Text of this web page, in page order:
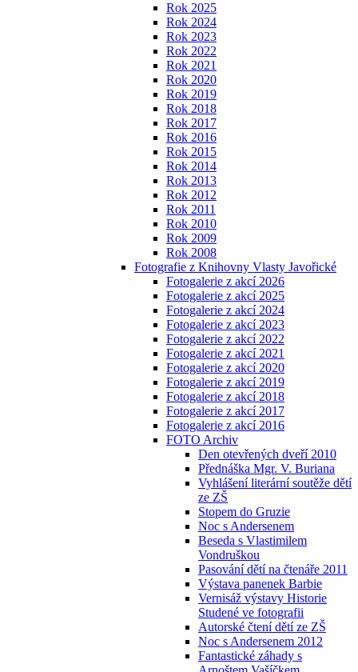
Rok 2025
Rok 2024
Rok 2023
Rok 2022
Rok 2021
Rok 2020
Rok 2019
Rok 2018
Rok 2017
Rok 2016
Rok 2015
Rok 2014
Rok 2013
Rok 2012
Rok 2011
Rok 2010
Rok 2009
Rok 2008
Fotografie z Knihovny Vlasty Javořické
Fotogalerie z akcí 2026
Fotogalerie z akcí 2025
Fotogalerie z akcí 2024
Fotogalerie z akcí 2023
Fotogalerie z akcí 2022
Fotogalerie z akcí 2021
Fotogalerie z akcí 2020
Fotogalerie z akcí 2019
Fotogalerie z akcí 2018
Fotogalerie z akcí 2017
Fotogalerie z akcí 2016
FOTO Archiv
Den otevřených dveří 2010
Přednáška Mgr. V. Buriana
Vyhlášení literární soutěže dětí
ze ZŠ
Stopem do Gruzie
Noc s Andersenem
Beseda s Vlastimilem
Vondruškou
Pasování dětí na čtenáře 2011
Výstava panenek Barbie
Vernisáž výstavy Historie
Studené ve fotografii
Autorské čtení dětí ze ZŠ
Noc s Andersenem 2012
Fantastické záhady s